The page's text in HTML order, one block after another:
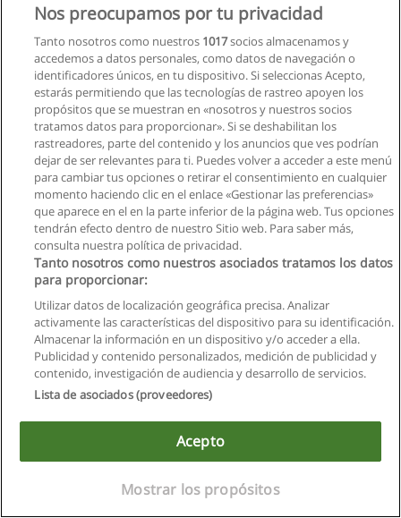
Solicita información
Reglas de uso
Privacidad de datos
Copyright © Educaedu Business S.L. - CIF : B-95610580: -
www.educaedu.com.ec
Nos preocupamos por tu privacidad
Tanto nosotros como nuestros 1017socios almacenamos y
accedemos a datos personales, como datos de navegación o
identificadores únicos, en tu dispositivo. Si seleccionas Acepto,
estarás permitiendo que las tecnologías de rastreo apoyen los
propósitos que se muestran en «nosotros y nuestros socios
tratamos datos para proporcionar». Si se deshabilitan los
rastreadores, parte del contenido y los anuncios que ves podrían
dejar de ser relevantes para ti. Puedes volver a acceder a este menú
para cambiar tus opciones o retirar el consentimiento en cualquier
momento haciendo clic en el enlace «Gestionar las preferencias»
que aparece en el en la parte inferior de la página web. Tus opciones
tendrán efecto dentro de nuestro Sitio web. Para saber más,
consulta nuestra política de privacidad.
Tanto nosotros como nuestros asociados tratamos los datos
para proporcionar:
Utilizar datos de localización geográfica precisa. Analizar
activamente las características del dispositivo para su identificación.
Almacenar la información en un dispositivo y/o acceder a ella.
Publicidad y contenido personalizados, medición de publicidad y
contenido, investigación de audiencia y desarrollo de servicios.
Lista de asociados (proveedores)
Acepto
Mostrar los propósitos